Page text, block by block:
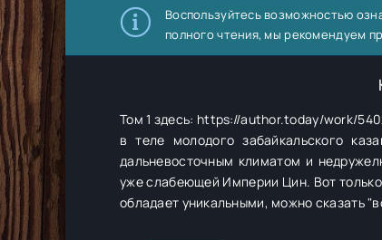
Воспользуйтесь возможностью
полного чтения, мы рекомендуем
Том 1 здесь: https://author.today/work/
в теле молодого забайкальского
дальневосточным климатом и
уже слабеющей Империи Цин. Вот
обладает уникальными, можно сказать